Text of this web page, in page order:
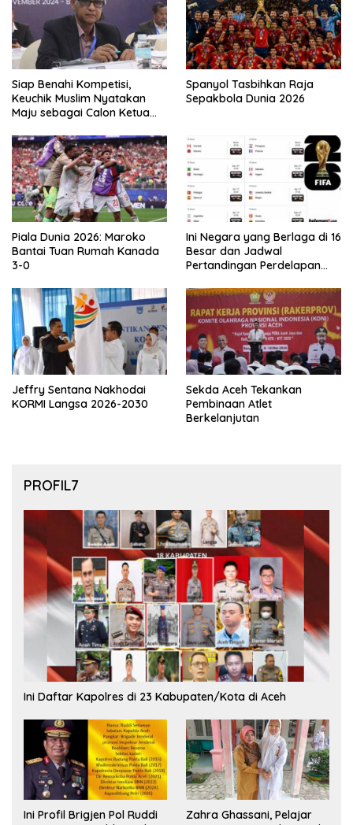
Siap Benahi Kompetisi,
Keuchik Muslim Nyatakan
Maju sebagai Calon Ketua
Spanyol Tasbihkan Raja
Sepakbola Dunia 2026
Piala Dunia 2026: Maroko
Bantai Tuan Rumah Kanada
3-0
Ini Negara yang Berlaga di 16
Besar dan Jadwal
Pertandingan Perdelapan
Jeffry Sentana Nakhodai
KORMI Langsa 2026-2030
Sekda Aceh Tekankan
Pembinaan Atlet
Berkelanjutan
PROFIL7
Ini Daftar Kapolres di 23 Kabupaten/Kota di Aceh
Ini Profil Brigjen Pol Ruddi
Zahra Ghassani, Pelajar